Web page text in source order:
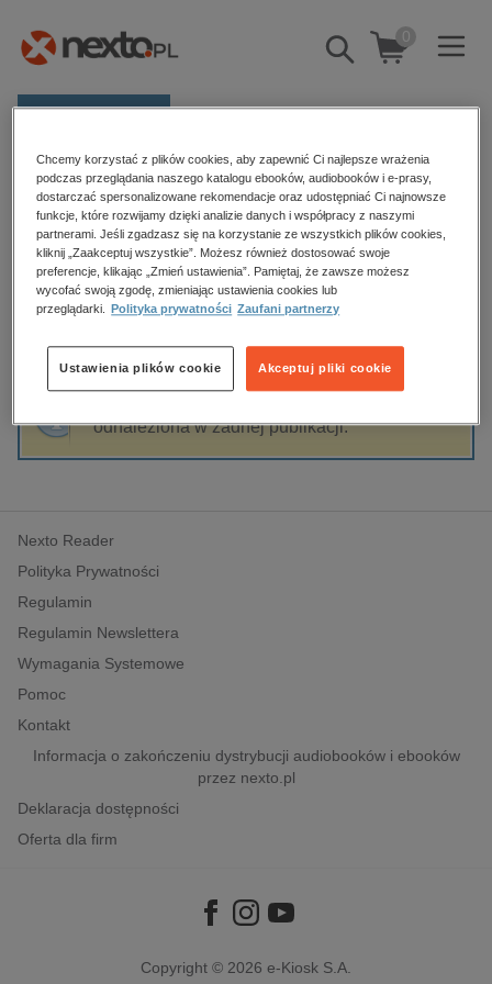
Pokaż/schowaj
wyszukiwarkę
0
Kategorie
Zobacz wszystkie E-prasa
budownictwo, aranżacja wnętrz
biznesowe, branżowe, gospodarka
dzienniki
edukacja
hobby, sport, rozrywka
komputery, internet, technologie, informatyka
polityka, społeczno-informacyjne
psychologiczne
inne
popularno-naukowe
historia
Strona główna Stelios Stylianidis
Stelios Stylianidis
Sortowanie Filtrowanie
odnaleziona w żadnej publikacji.
Nexto Reader
Polityka Prywatności
Regulamin
Regulamin Newslettera
Wymagania Systemowe
Pomoc
Kontakt
Informacja o zakończeniu dystrybucji audiobooków i ebooków
przez nexto.pl
Deklaracja dostępności
Oferta dla firm
Copyright © 2026 e-Kiosk S.A.
Chcemy korzystać z plików cookies, aby zapewnić Ci najlepsze wrażenia
podczas przeglądania naszego katalogu ebooków, audiobooków i e-prasy,
dostarczać spersonalizowane rekomendacje oraz udostępniać Ci najnowsze
funkcje, które rozwijamy dzięki analizie danych i współpracy z naszymi
partnerami. Jeśli zgadzasz się na korzystanie ze wszystkich plików cookies,
kliknij „Zaakceptuj wszystkie”. Możesz również dostosować swoje
preferencje, klikając „Zmień ustawienia”. Pamiętaj, że zawsze możesz
wycofać swoją zgodę, zmieniając ustawienia cookies lub
przeglądarki.
Polityka prywatności Zaufani partnerzy
Akceptuj pliki cookie
Ustawienia plików cookie